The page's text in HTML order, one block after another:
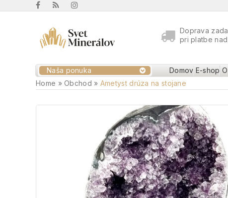
Doprava
pri platbe
Naša ponuka Domov E-shop
Home »Obchod » Ametyst drúza na stojane